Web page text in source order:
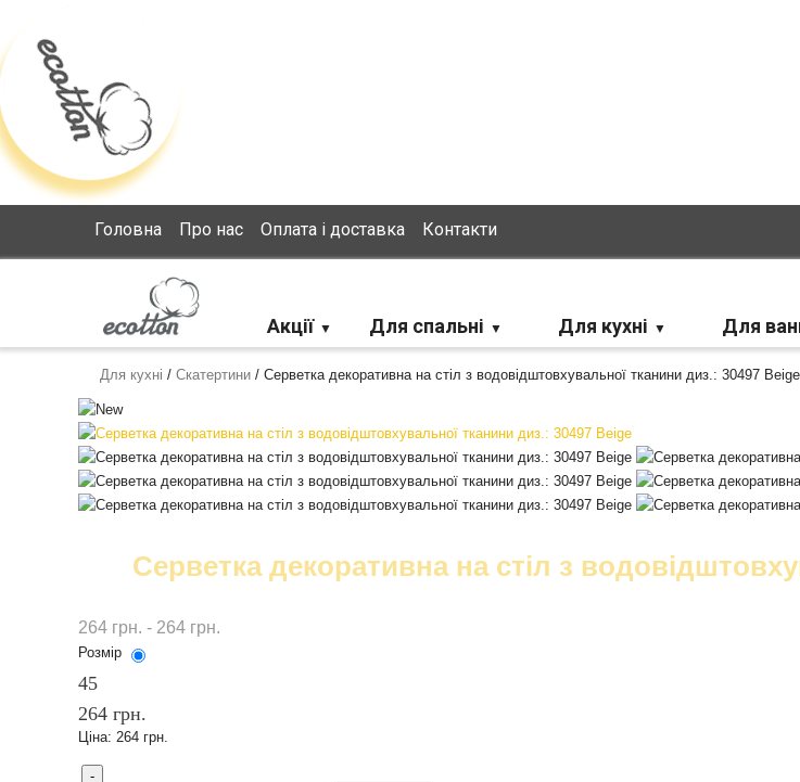
Головна Про нас Оплата і доставка Контакти
Акції Для спальні Для кухні Для
Для кухні / Скатертини/ Серветка декоративна на стіл з водовідштовхувальної тканини диз.: 30497 Beige
Серветка декоративна на стіл з
264 грн. - 264 грн.
Розмір
45
264 грн.
Ціна: 264 грн.